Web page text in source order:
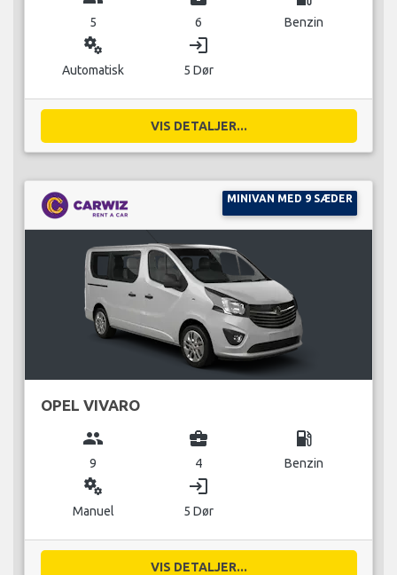
5 6 Benzin
miscellaneous_services
Automatisk
login
5 Dør
VIS DETALJER...
MINIVAN MED 9 SÆDER
OPEL VIVARO
group
9
business_center
4
local_gas_station
Benzin
miscellaneous_services
Manuel
login
5 Dør
VIS DETALJER...